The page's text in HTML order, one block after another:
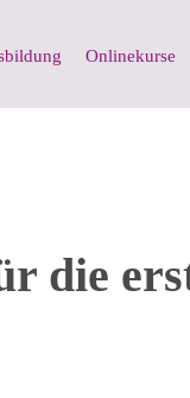
Onlinekurse
die